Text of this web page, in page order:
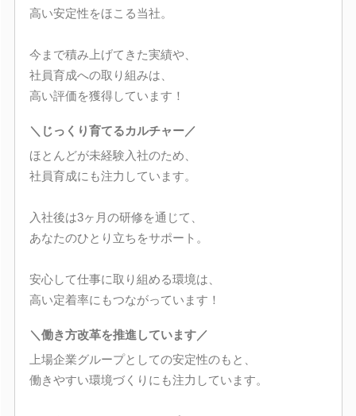
高い安定性をほこる当社。
今まで積み上げてきた実績や、
社員育成への取り組みは、
高い評価を獲得しています！
＼じっくり育てるカルチャー／
ほとんどが未経験入社のため、
社員育成にも注力しています。
入社後は3ヶ月の研修を通じて、
あなたのひとり立ちをサポート。
安心して仕事に取り組める環境は、
高い定着率にもつながっています！
＼働き方改革を推進しています／
上場企業グループとしての安定性のもと、
働きやすい環境づくりにも注力しています。